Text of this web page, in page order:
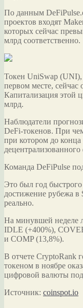
По данным
проектов входят
которых сейчас
млрд соответственно.
Токен UniSwap (UNI),
первом месте, сейчас
Капитализация этой
млрд.
Наблюдатели
DeFi-токенов. При
при котором до
Команда DeFiPulse
Это был год
достижение рубежа в
реально.
На минувшей неделе
IDLE (+400%),
и COMP (13,8%).
В отчете CryptoRank
токеном в ноябре
цифровой валюты
Источник: coinspot.io